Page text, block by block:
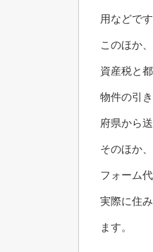
用などです
このほか
資産税と
物件の引
府県から
そのほか
フォーム
実際に住
ます。